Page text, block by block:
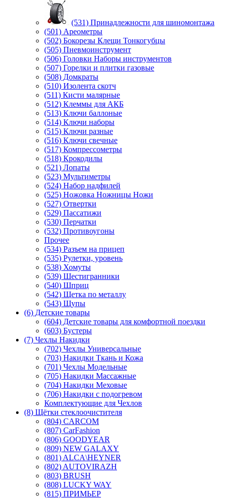
(531) Принадлежности для шиномонтажа
(501) Ареометры
(502) Бокорезы Клещи Тонкогубцы
(505) Пневмоинструмент
(506) Головки Наборы инструментов
(507) Горелки и плитки газовые
(508) Домкраты
(510) Изолента скотч
(511) Кисти малярные
(512) Клеммы для АКБ
(513) Ключи баллоные
(514) Ключи наборы
(515) Ключи разные
(516) Ключи свечные
(517) Компрессометры
(518) Крокодилы
(521) Лопаты
(523) Мультиметры
(524) Набор надфилей
(525) Ножовка Ножницы Ножи
(527) Отвертки
(529) Пассатижи
(530) Перчатки
(532) Противоугоны
Прочее
(534) Разъем на прицеп
(535) Рулетки, уровень
(538) Хомуты
(539) Шестигранники
(540) Шприц
(542) Щетка по металлу
(543) Щупы
(6) Детские товары
(604) Детские товары для комфортной поездки
(603) Бустеры
(7) Чехлы Накидки
(702) Чехлы Универсальные
(703) Накидки Ткань и Кожа
(701) Чехлы Модельные
(705) Накидки Массажные
(704) Накидки Меховые
(706) Накидки с подогревом
Комплектующие для Чехлов
(8) Щётки стеклоочистителя
(804) CARCOM
(807) CarFashion
(806) GOODYEAR
(809) NEW GALAXY
(801) ALCA\HEYNER
(802) AUTOVIRAZH
(803) BRUSH
(808) LUCKY WAY
(815) ПРИМЬЕР